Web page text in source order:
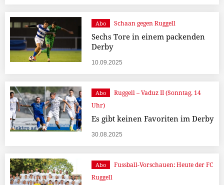
Abo Schaan gegen Ruggell
Sechs Tore in einem packenden
Derby
10.09.2025
Abo
Ruggell – Vaduz II (Sonntag, 14
Uhr)
Es gibt keinen Favoriten im Derby
30.08.2025
Abo
Fussball-Vorschauen: Heute der FC
Ruggell